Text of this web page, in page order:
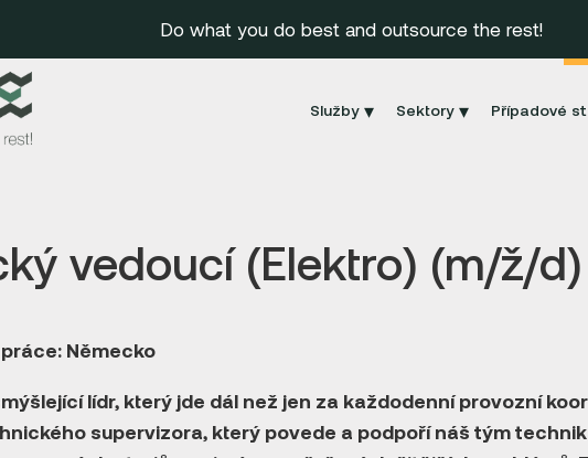
Do what you do best and outsource the rest!
Služby Sektory Případové
vedoucí (Elektro) (m/ž/d)
Německo
lídr, který jde dál než jen za každodenní provozní
supervizora, který povede a podpoří náš tým